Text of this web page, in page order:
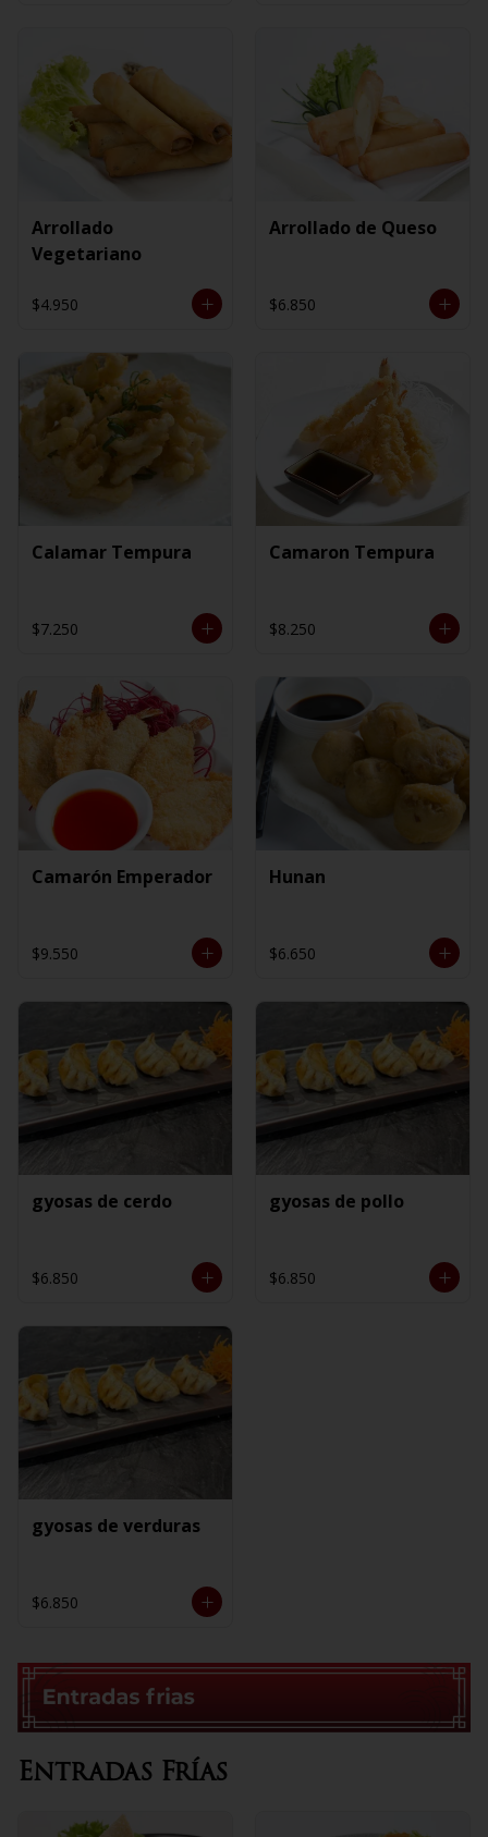
Arrollado
Vegetariano
$4.950
Arrollado de Queso
$6.850
Calamar Tempura
$7.250
Camaron Tempura
$8.250
Camarón Emperador
$9.550
Hunan
$6.650
gyosas de cerdo
$6.850
gyosas de pollo
$6.850
gyosas de verduras
$6.850
Entradas Frías